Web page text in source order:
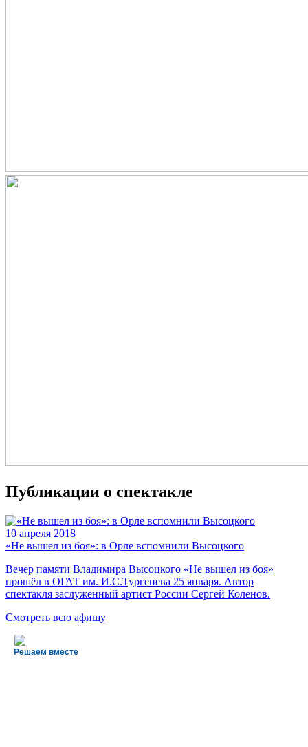
Публикации о спектакле
10 апреля 2018
«Не вышел из боя»: в Орле вспомнили Высоцкого
Вечер памяти Владимира Высоцкого «Не вышел из боя»
прошёл в ОГАТ им. И.С.Тургенева 25 января. Автор
спектакля заслуженный артист России Сергей Коленов.
Смотреть всю афишу
Решаем вместе